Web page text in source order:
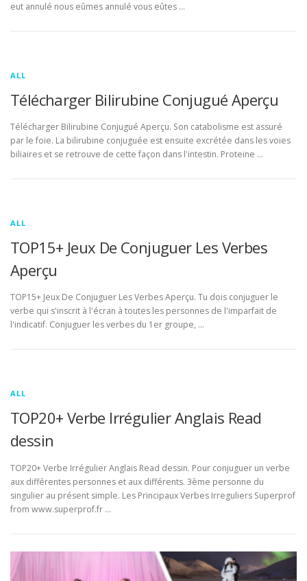
eut annulé nous eûmes annulé vous eûtes …
ALL
Télécharger Bilirubine Conjugué Aperçu
Télécharger Bilirubine Conjugué Aperçu. Son catabolisme est assuré
par le foie. La bilirubine conjuguée est ensuite excrétée dans les voies
biliaires et se retrouve de cette façon dans l'intestin. Proteine …
ALL
TOP15+ Jeux De Conjuguer Les Verbes
Aperçu
TOP15+ Jeux De Conjuguer Les Verbes Aperçu. Tu dois conjuguer le
verbe qui s'inscrit à l'écran à toutes les personnes de l'imparfait de
l'indicatif. Conjuguer les verbes du 1er groupe, …
ALL
TOP20+ Verbe Irrégulier Anglais Read
dessin
TOP20+ Verbe Irrégulier Anglais Read dessin. Pour conjuguer un verbe
aux différentes personnes et aux différents. 3ème personne du
singulier au présent simple. Les Principaux Verbes Irreguliers Superprof
from www.superprof.fr …